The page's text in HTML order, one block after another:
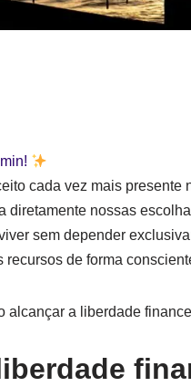
min!
cada vez mais
diretamente nossas
sem depender
de forma
alcançar a liberdade